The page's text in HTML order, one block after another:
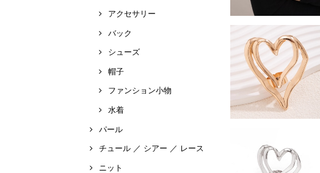
アクセサリー
バック
シューズ
帽子
ファンション小物
水着
パール
チュール ／ シアー ／ レース
ニット